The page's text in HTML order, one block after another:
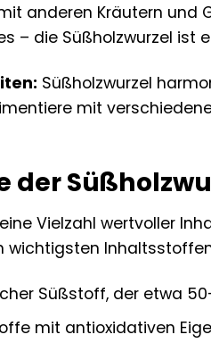
anderen Kräutern und
– die Süßholzwurzel ist
Süßholzwurzel
mit
der
Vielzahl wertvoller
wichtigsten
Süßstoff, der etwa
mit antioxidativen